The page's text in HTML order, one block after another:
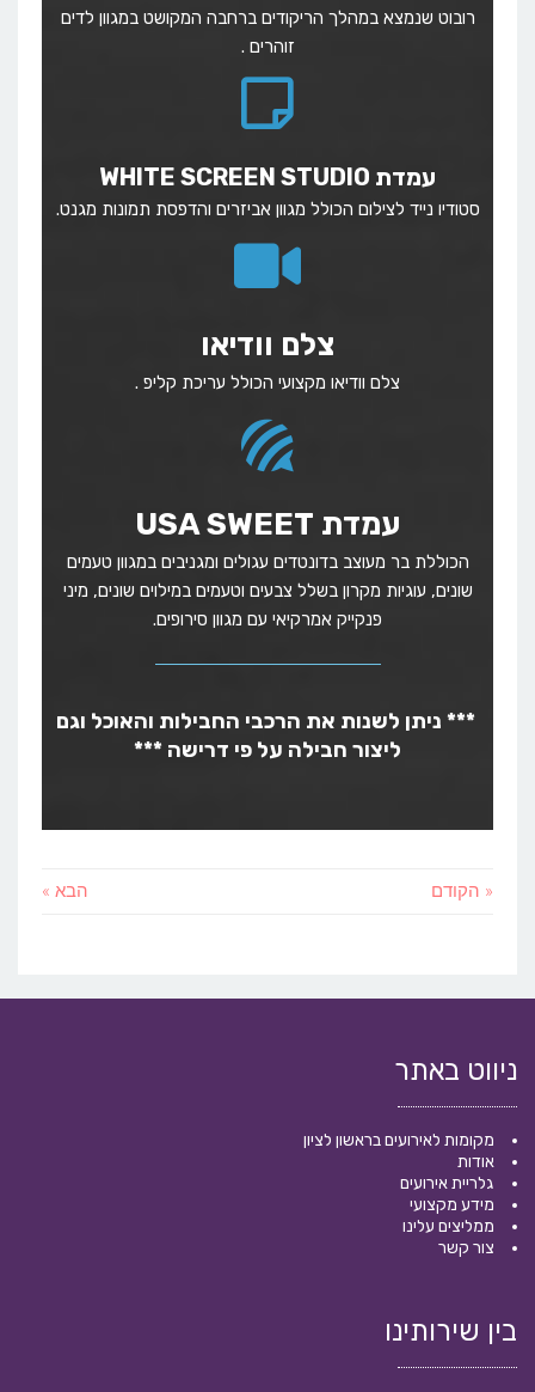
רובוט שנמצא במהלך הריקודים ברחבה המקושט במגוון לדים
זוהרים .
עמדת WHITE SCREEN STUDIO
סטודיו נייד לצילום הכולל מגוון אביזרים והדפסת תמונות מגנט.
צלם וודיאו
צלם וודיאו מקצועי הכולל עריכת קליפ .
עמדת USA SWEET
הכוללת בר מעוצב בדונטדים עגולים ומגניבים במגוון טעמים
שונים, עוגיות מקרון בשלל צבעים וטעמים במילוים שונים, מיני
פנקייק אמרקיאי עם מגוון סירופים.
*** ניתן לשנות את הרכבי החבילות והאוכל וגם
ליצור חבילה על פי דרישה ***
« הקודם הבא »
ניווט באתר
מקומות לאירועים בראשון לציון
אודות
גלריית אירועים
מידע מקצועי
ממליצים עלינו
צור קשר
בין שירותינו